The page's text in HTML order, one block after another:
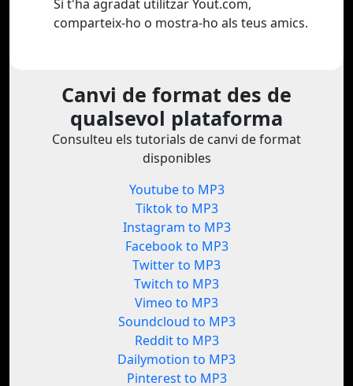
Si t'ha agradat utilitzar Yout.com,
comparteix-ho o mostra-ho als teus amics.
Canvi de format des de
qualsevol plataforma
Consulteu els tutorials de canvi de format
disponibles
Youtube to MP3
Tiktok to MP3
Instagram to MP3
Facebook to MP3
Twitter to MP3
Twitch to MP3
Vimeo to MP3
Soundcloud to MP3
Reddit to MP3
Dailymotion to MP3
Pinterest to MP3